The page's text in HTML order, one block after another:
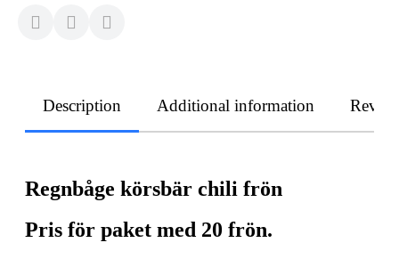
Description Additional information
Regnbåge körsbär chili frön
Pris för paket med 20 frön.